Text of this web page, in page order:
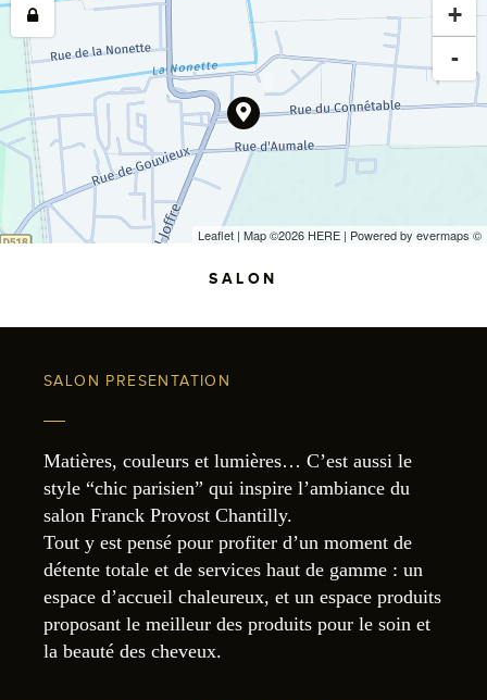
+
-
Leaflet | Map ©2026 HERE | Powered by evermaps ©
SALON
SALON PRESENTATION
Matières, couleurs et lumières… C’est aussi le
style “chic parisien” qui inspire l’ambiance du
salon Franck Provost Chantilly.
Tout y est pensé pour profiter d’un moment de
détente totale et de services haut de gamme : un
espace d’accueil chaleureux, et un espace produits
proposant le meilleur des produits pour le soin et
la beauté des cheveux.